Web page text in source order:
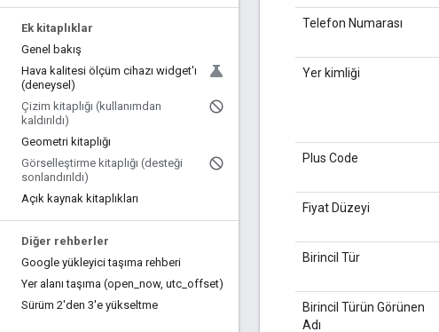
Ek kitaplıklar
Genel bakış
Hava kalitesi ölçüm cihazı widget'ı
(deneysel)
Çizim kitaplığı (kullanımdan
kaldırıldı)
Geometri kitaplığı
Görselleştirme kitaplığı (desteği
sonlandırıldı)
Açık kaynak kitaplıkları
Diğer rehberler
Google yükleyici taşıma rehberi
Yer alanı taşıma (open now, utc offset)
Sürüm 2'den 3'e yükseltme
Telefon Numarası
Yer kimliği
Plus Code
Fiyat Düzeyi
Birincil Tür
Birincil Türün Görünen
Adı